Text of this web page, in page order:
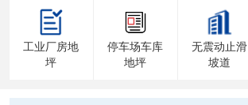
工业厂房地
坪
停车场车库
地坪
无震动止滑
坡道